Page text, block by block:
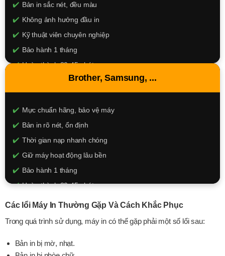
Bản in sắc nét, đều màu
Không ảnh hưởng đầu in
Kỹ thuật viên chuyên nghiệp
Bảo hành 1 tháng
Hoàn thành 30-45 phút
120.000đ
XEM CHI TIẾT
Brother, Samsung, ...
Mực chuẩn hãng, bảo vệ máy
Bản in rõ nét, ổn định
Thời gian nạp nhanh chóng
Giữ máy hoạt động lâu bền
Bảo hành 1 tháng
Hoàn thành 30-45 phút
180.000đ
XEM CHI TIẾT
Các lổi Máy In Thường Gặp Và Cách Khắc Phục
Trong quá trình sử dụng, máy in có thể gặp phải một số lổi sau:
Bản in bị mờ, nhạt.